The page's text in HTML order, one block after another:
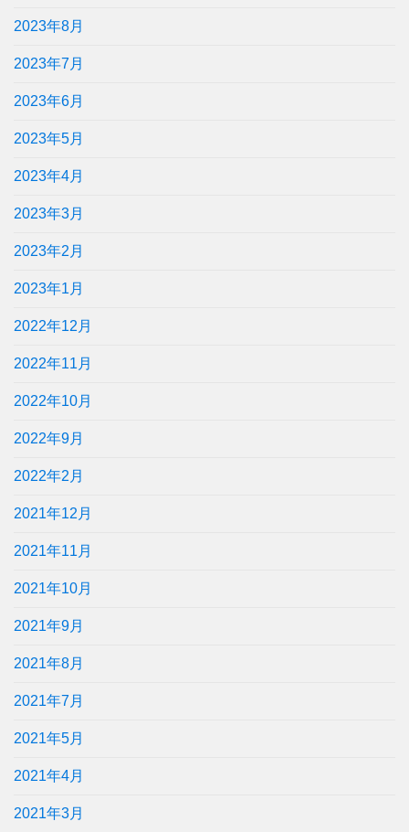
2023年8月
2023年7月
2023年6月
2023年5月
2023年4月
2023年3月
2023年2月
2023年1月
2022年12月
2022年11月
2022年10月
2022年9月
2022年2月
2021年12月
2021年11月
2021年10月
2021年9月
2021年8月
2021年7月
2021年5月
2021年4月
2021年3月